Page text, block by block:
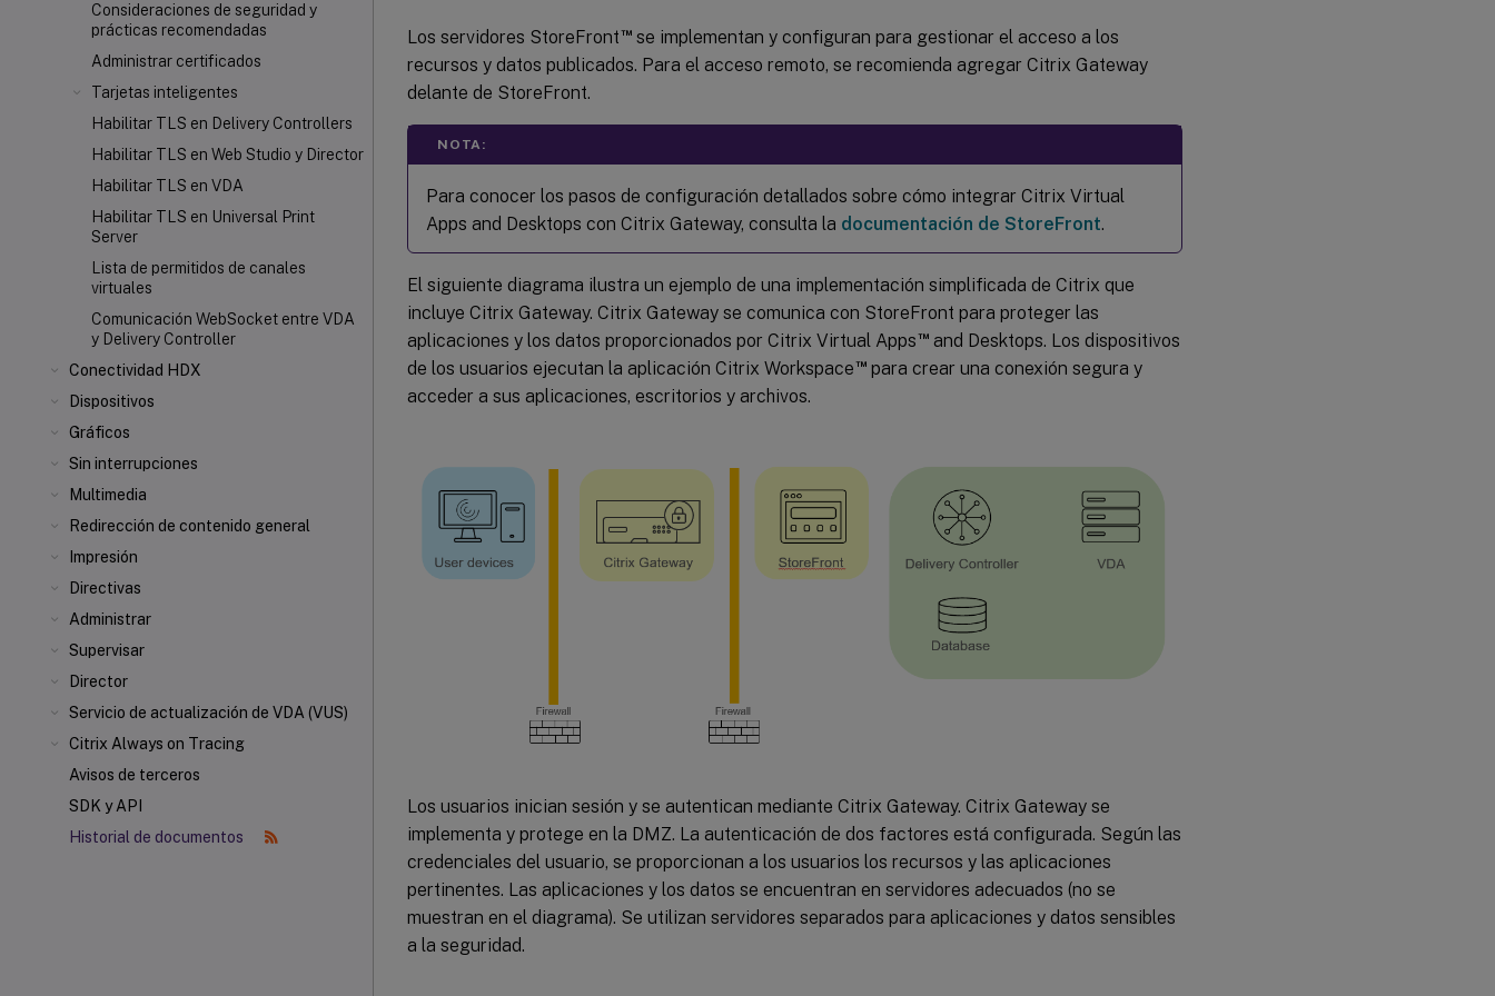
Consideraciones de seguridad y
prácticas recomendadas
Administrar certificados
Tarjetas inteligentes
Habilitar TLS en Delivery Controllers
Habilitar TLS en Web Studio y Director
Habilitar TLS en VDA
Habilitar TLS en Universal Print
Server
Lista de permitidos de canales
virtuales
Comunicación WebSocket entre VDA
y Delivery Controller
Conectividad HDX
Dispositivos
Gráficos
Sin interrupciones
Multimedia
Redirección de contenido general
Impresión
Directivas
Administrar
Supervisar
Director
Servicio de actualización de VDA (VUS)
Citrix Always on Tracing
Avisos de terceros
SDK y API
Historial de documentos
Los servidores StoreFront™se implementan y configuran para gestionar el acceso a los
recursos y datos publicados. Para el acceso remoto, se recomienda agregar Citrix Gateway
delante de StoreFront.
NOTA:
Para conocer los pasos de configuración detallados sobre cómo integrar Citrix Virtual
Apps and Desktops con Citrix Gateway, consulta la documentación de StoreFront.
El siguiente diagrama ilustra un ejemplo de una implementación simplificada de Citrix que
incluye Citrix Gateway. Citrix Gateway se comunica con StoreFront para proteger las
aplicaciones y los datos proporcionados por Citrix Virtual Apps™and Desktops. Los dispositivos
de los usuarios ejecutan la aplicación Citrix Workspace™para crear una conexión segura y
acceder a sus aplicaciones, escritorios y archivos.
Los usuarios inician sesión y se autentican mediante Citrix Gateway. Citrix Gateway se
implementa y protege en la DMZ. La autenticación de dos factores está configurada. Según las
credenciales del usuario, se proporcionan a los usuarios los recursos y las aplicaciones
pertinentes. Las aplicaciones y los datos se encuentran en servidores adecuados (no se
muestran en el diagrama). Se utilizan servidores separados para aplicaciones y datos sensibles
a la seguridad.